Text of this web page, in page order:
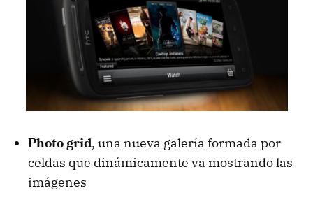
Photo grid, una nueva galería formada por
celdas que dinámicamente va mostrando las
imágenes